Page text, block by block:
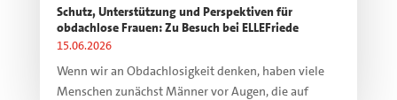
Schutz, Unterstützung und Perspektiven für
obdachlose Frauen: Zu Besuch bei ELLEFriede
15.06.2026
Wenn wir an Obdachlosigkeit denken, haben viele
Menschen zunächst Männer vor Augen, die auf